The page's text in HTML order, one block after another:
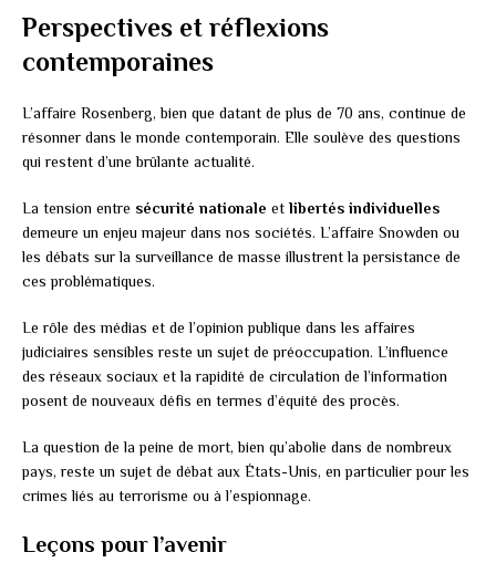
Perspectives et réflexions
contemporaines
L’affaire Rosenberg, bien que datant de plus de 70 ans, continue de
résonner dans le monde contemporain. Elle soulève des questions
qui restent d’une brûlante actualité.
La tension entre sécurité nationale et libertés individuelles
demeure un enjeu majeur dans nos sociétés. L’affaire Snowden ou
les débats sur la surveillance de masse illustrent la persistance de
ces problématiques.
Le rôle des médias et de l’opinion publique dans les affaires
judiciaires sensibles reste un sujet de préoccupation. L’influence
des réseaux sociaux et la rapidité de circulation de l’information
posent de nouveaux défis en termes d’équité des procès.
La question de la peine de mort, bien qu’abolie dans de nombreux
pays, reste un sujet de débat aux États-Unis, en particulier pour les
crimes liés au terrorisme ou à l’espionnage.
Leçons pour l’avenir